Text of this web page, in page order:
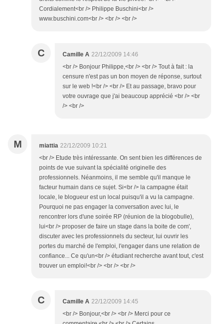
Cordialement<br /> Philippe Buschini<br />
www.buschini.com<br /> <br /> <br />
C Camille A 22/12/2009 14:46
<br /> Bonjour Philippe,<br /> <br /> Tout à fait : la
censure n'est pas un bon moyen de réponse, surtout
sur le web !<br /> <br /> Et au passage, bravo pour
votre ouvrage que j'ai beaucoup apprécié <br /> <br
/> <br />
M miattia 22/12/2009 10:21
<br /> Etude très intéressante. On sent bien les différences de
points de vue suivant la spécialité originelle des
professionnels. Néanmoins, il me semble qu'il manque le
facteur humain dans ce sujet. Si<br /> la campagne était
locale, le blogueur est un local puisqu'il a vu la campagne.
Pourquoi ne pas engager la conversation avec lui, le
rencontrer lors d'une soirée RP (réunion de la blogobulle),
lui<br /> proposer de faire un stage dans la boite de com',
discuter avec les professionnels du secteur, lui ouvrir les
portes du marché de l'emploi, l'engager dans une relation de
confiance... Ce qu'un<br /> étudiant recherche avant tout, c'est
trouver un emploi!<br /> <br /> <br />
C Camille A 22/12/2009 14:45
<br /> Bonjour,<br /> <br /> Merci pour ce